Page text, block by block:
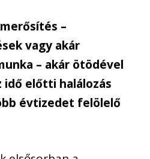
–
vagy akár
– akár ötödével
előtti halálozás
évtizedet felölelő